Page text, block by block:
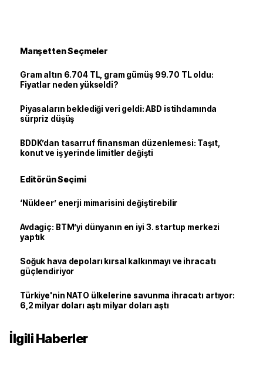
Manşetten Seçmeler
Gram altın 6.704 TL, gram gümüş 99.70 TL oldu:
Fiyatlar neden yükseldi?
Piyasaların beklediği veri geldi: ABD istihdamında
sürpriz düşüş
BDDK’dan tasarruf finansman düzenlemesi: Taşıt,
konut ve iş yerinde limitler değişti
Editörün Seçimi
‘Nükleer’ enerji mimarisini değiştirebilir
Avdagiç: BTM’yi dünyanın en iyi 3. startup merkezi
yaptık
Soğuk hava depoları kırsal kalkınmayı ve ihracatı
güçlendiriyor
Türkiye'nin NATO ülkelerine savunma ihracatı artıyor:
6,2 milyar doları aştı milyar doları aştı
İlgili Haberler